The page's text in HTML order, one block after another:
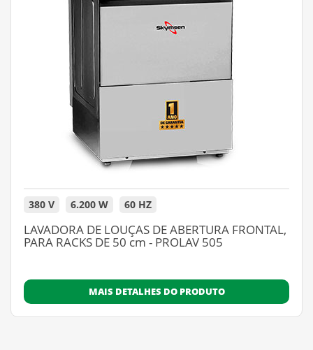
380 V 6.200 W 60 HZ
LAVADORA DE LOUÇAS DE ABERTURA FRONTAL,
PARA RACKS DE 50 cm - PROLAV 505
MAIS DETALHES DO PRODUTO